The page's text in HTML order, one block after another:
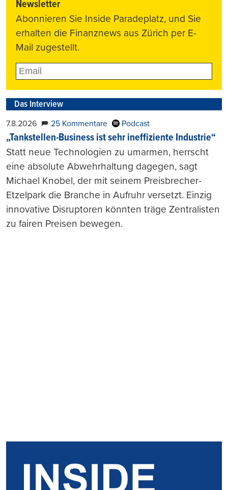
Newsletter
Abonnieren Sie Inside Paradeplatz, und Sie
erhalten die Finanznews aus Zürich per E-
Mail zugestellt.
Das Interview
7.8.2026 25 Kommentare Podcast
„Tankstellen-Business ist sehr ineffiziente Industrie“
Statt neue Technologien zu umarmen, herrscht
eine absolute Abwehrhaltung dagegen, sagt
Michael Knobel, der mit seinem Preisbrecher-
Etzelpark die Branche in Aufruhr versetzt. Einzig
innovative Disruptoren könnten träge Zentralisten
zu fairen Preisen bewegen.